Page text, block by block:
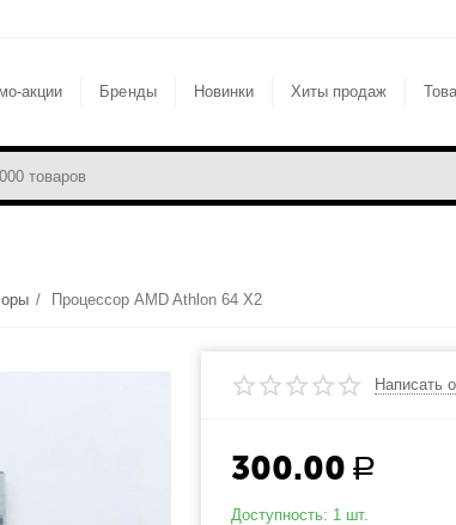
акции Бренды Новинки Хиты продаж
/ Процессор AMD Athlon 64 X2
Написать
300.00 Р
Доступность: 1 шт.